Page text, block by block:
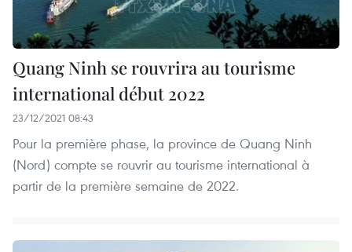
Quang Ninh se rouvrira au tourisme
international début 2022
23/12/2021 08:43
Pour la première phase, la province de Quang Ninh
(Nord) compte se rouvrir au tourisme international à
partir de la première semaine de 2022.